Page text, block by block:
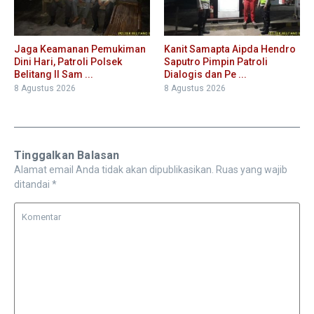
Jaga Keamanan Pemukiman
Dini Hari, Patroli Polsek
Belitang II Sam ...
8 Agustus 2026
Kanit Samapta Aipda Hendro
Saputro Pimpin Patroli
Dialogis dan Pe ...
8 Agustus 2026
Tinggalkan Balasan
Alamat email Anda tidak akan dipublikasikan. Ruas yang wajib
ditandai *